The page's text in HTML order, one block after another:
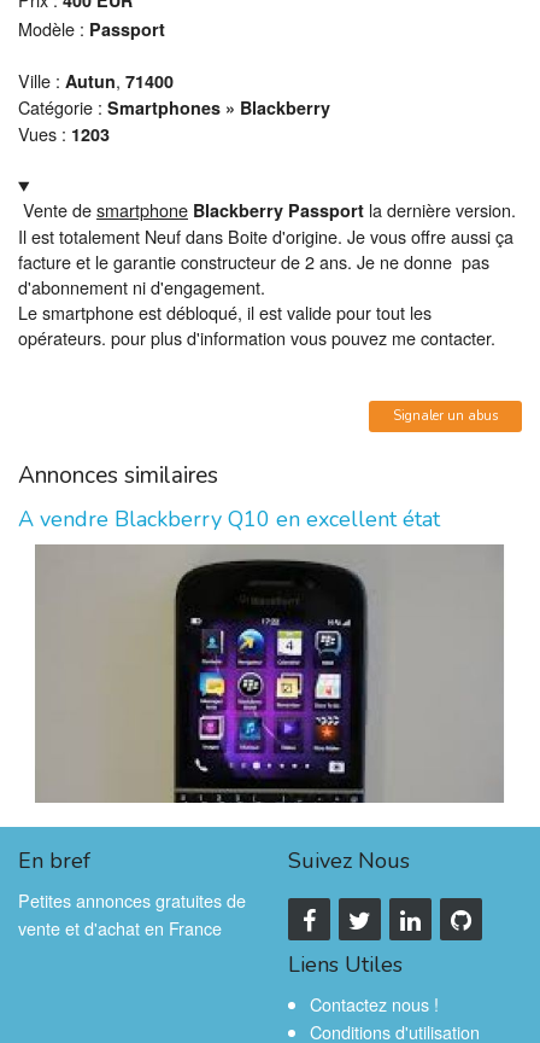
Modèle : Passport
Ville : Autun, 71400
Catégorie : Smartphones » Blackberry
Vues : 1203
Vente desmartphone Blackberry Passport la dernière version.
Il est totalement Neuf dans Boite d'origine. Je vous offre aussi ça
facture et le garantie constructeur de 2 ans. Je ne donne pas
d'abonnement ni d'engagement.
Le smartphone est débloqué, il est valide pour tout les
opérateurs. pour plus d'information vous pouvez me contacter.
Signaler un abus
Annonces similaires
A vendre Blackberry Q10 en excellent état
En bref
Petites annonces gratuites de
vente et d'achat en France
Suivez Nous
Liens Utiles
Contactez nous !
Conditions d'utilisation